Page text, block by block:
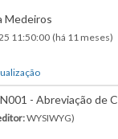
Medeiros
11:50:00 (há 11 meses)
- Abreviação de
WYSIWYG)